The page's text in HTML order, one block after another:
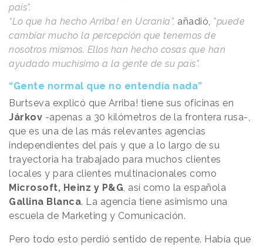
país".
“Lo que ha hecho Arriba! en Ucrania”, añadió, "puede
cambiar mucho la percepción que tenemos de
nosotros mismos. Ellos han hecho cosas que han
ayudado muchísimo a la gente de su país".
“Gente normal que no entendía nada”
Burtseva explicó que Arriba! tiene sus oficinas en
Járkov -apenas a 30 kilómetros de la frontera rusa-,
que es una de las más relevantes agencias
independientes del país y que a lo largo de su
trayectoria ha trabajado para muchos clientes
locales y para clientes multinacionales como
Microsoft, Heinz y P&G, así como la española
Gallina Blanca. La agencia tiene asimismo una
escuela de Marketing y Comunicación.
Pero todo esto perdió sentido de repente. Había que